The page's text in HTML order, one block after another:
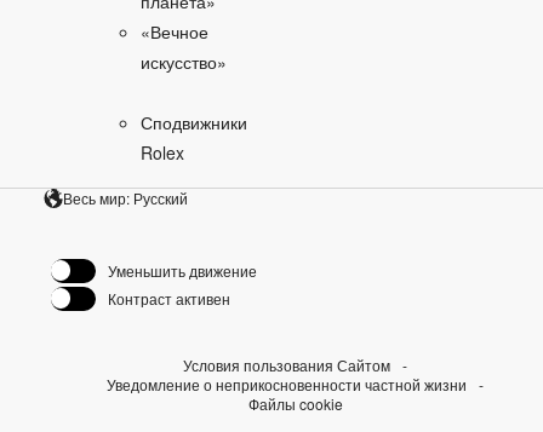
«Вечное
искусство»
Сподвижники
Rolex
Весь мир: Русский
Уменьшить движение
Контраст активен
Условия пользования Сайтом
Уведомление о неприкосновенности частной жизни
Файлы cookie